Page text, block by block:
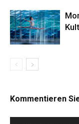
Kommentieren